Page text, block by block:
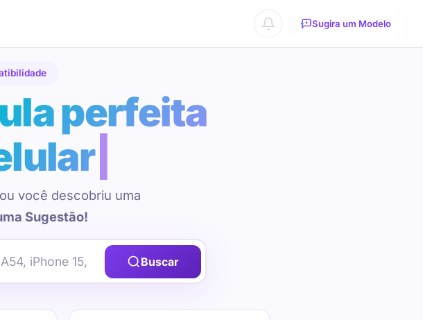
Sugira um Modelo
perfeita
você descobriu uma
Sugestão!
Buscar